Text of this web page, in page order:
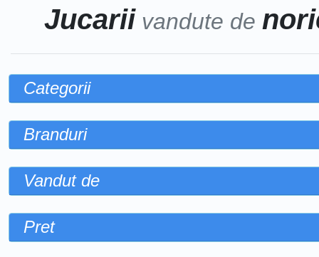
Jucariivandute de
Categorii
Branduri
Vandut de
Pret